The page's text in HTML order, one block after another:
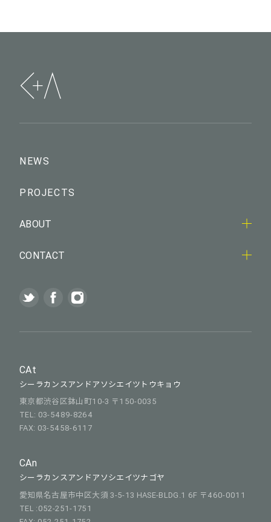
NEWS
PROJECTS
ABOUT
CONTACT
CAt
シーラカンスアンドアソシエイツトウキョウ
東京都渋谷区鉢山町10-3 〒150-0035
TEL: 03-5489-8264
FAX: 03-5458-6117
CAn
シーラカンスアンドアソシエイツナゴヤ
愛知県名古屋市中区大須 3-5-13 HASE-BLDG.1 6F 〒460-0011
TEL :052-251-1751